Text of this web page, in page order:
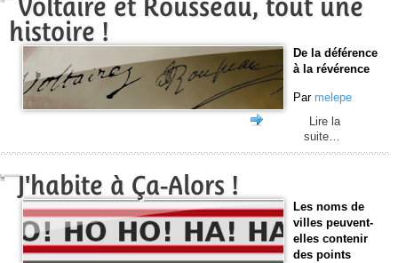
Voltaire et Rousseau, tout une
histoire !
De la déférence
à la révérence
Par melepe
Lire la
suite…
J'habite à Ça-Alors !
Les noms de
villes peuvent-
elles contenir
des points